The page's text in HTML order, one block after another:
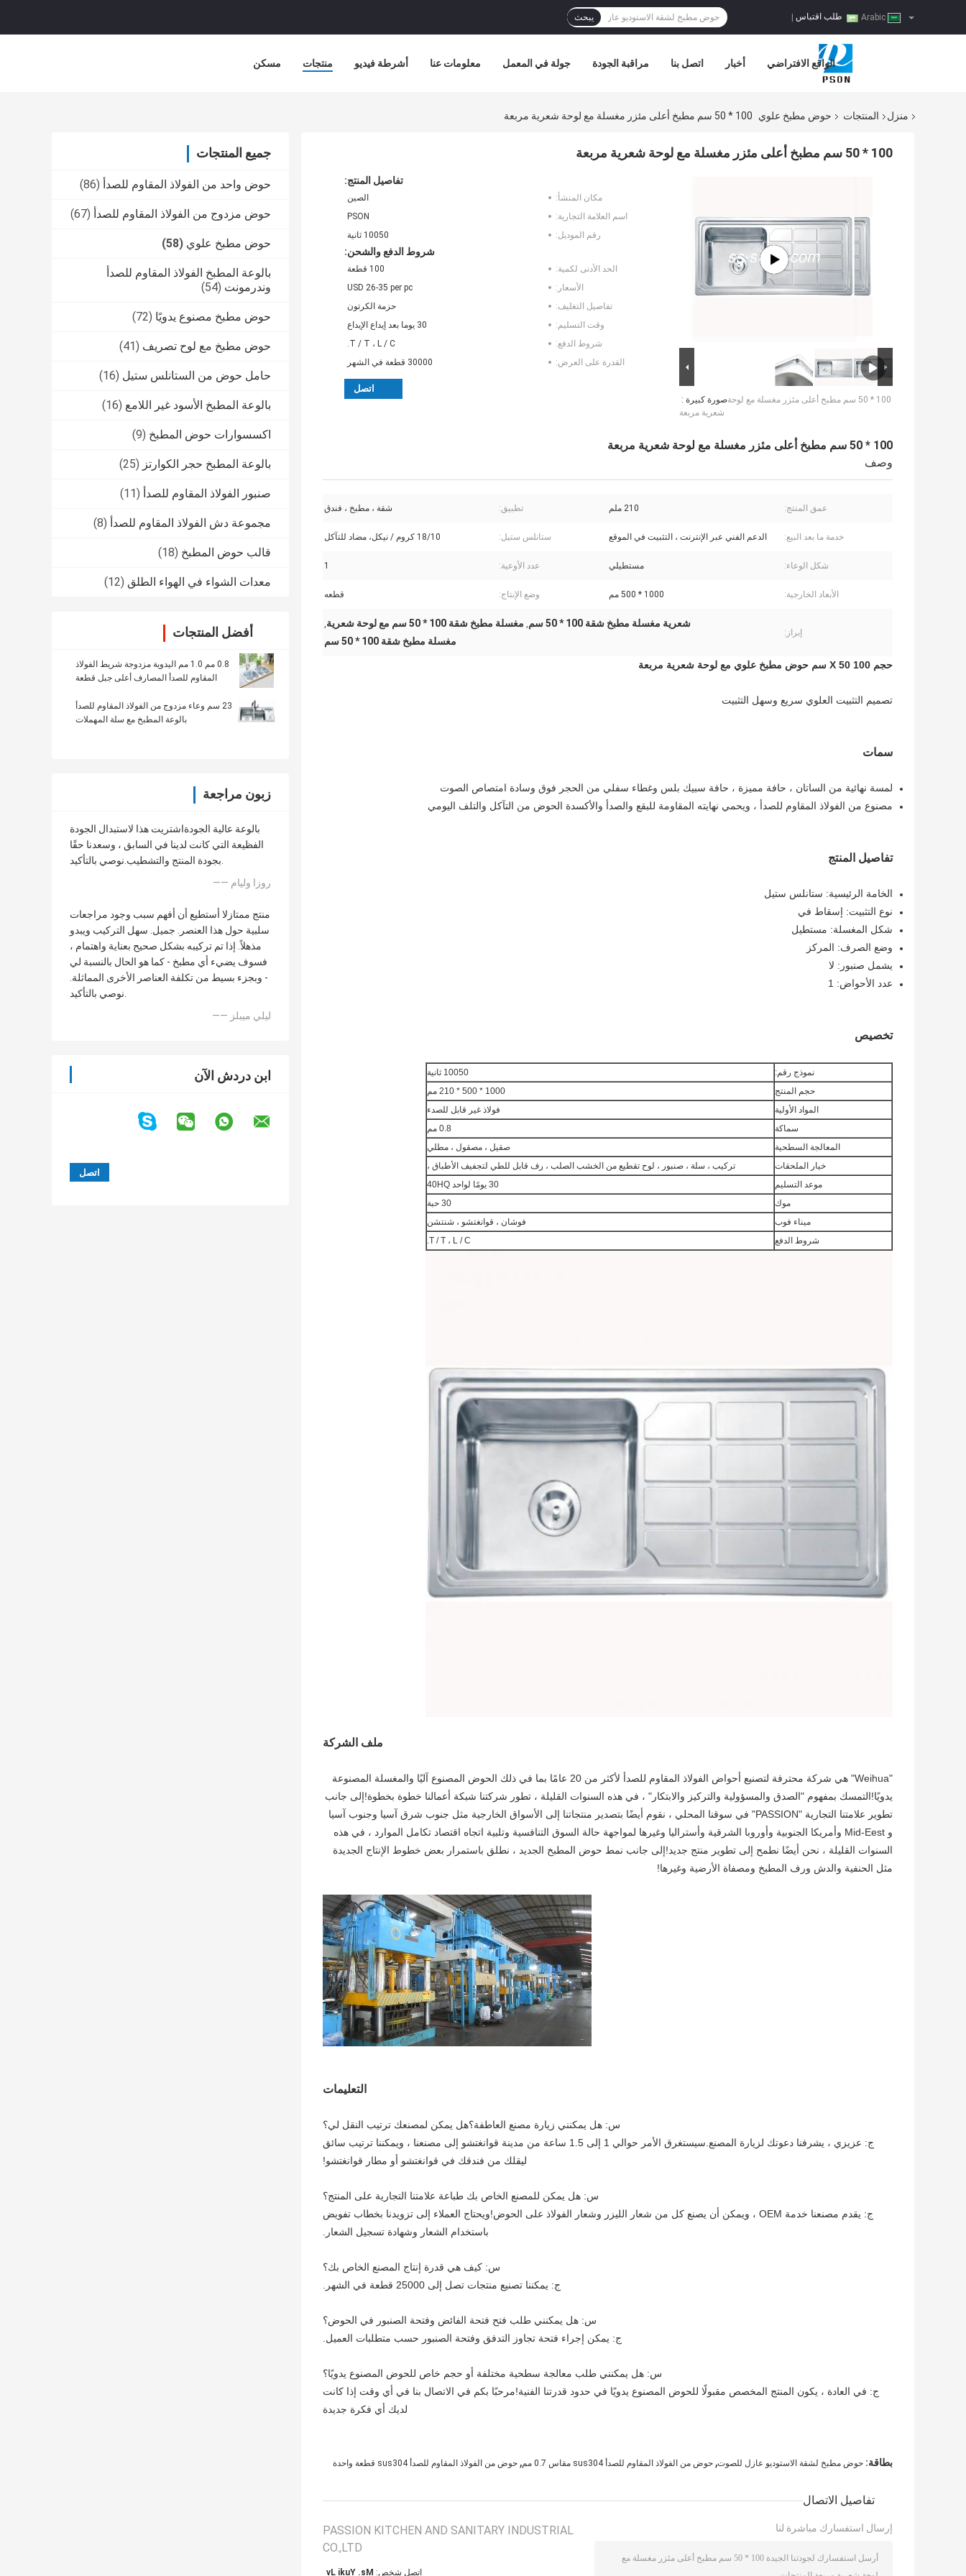
طلب اقتباس يبحث
مسكن منتجات أشرطة فيديو معلومات عنا جولة في المعمل مراقبة الجودة اتصل بنا أخبار الواقع الافتراضي
منزل المنتجات حوض مطبخ علوي 100 * 50 سم مطبخ أعلى مئزر مغسلة مع لوحة شعرية مربعة
جميع المنتجات
حوض واحد من الفولاذ المقاوم للصدأ (86)
حوض مزدوج من الفولاذ المقاوم للصدأ (67)
حوض مطبخ علوي (58)
بالوعة المطبخ الفولاذ المقاوم للصدأ
وندرمونت (54)
حوض مطبخ مصنوع يدويًا (72)
حوض مطبخ مع لوح تصريف (41)
حامل حوض من الستانلس ستيل (16)
بالوعة المطبخ الأسود غير اللامع (16)
اكسسوارات حوض المطبخ (9)
بالوعة المطبخ حجر الكوارتز (25)
صنبور الفولاذ المقاوم للصدأ (11)
مجموعة دش الفولاذ المقاوم للصدأ (8)
قالب حوض المطبخ (18)
معدات الشواء في الهواء الطلق (12)
أفضل المنتجات
0.8 مم 1.0 مم اليدوية مزدوجة شريط الفولاذ
المقاوم للصدأ المصارف أعلى جبل قطعة
23 سم وعاء مزدوج من الفولاذ المقاوم للصدأ
بالوعة المطبخ مع سلة المهملات
زبون مراجعة
بالوعة عالية الجودةاشتريت هذا لاستبدال الجودة
الفظيعة التي كانت لدينا في السابق ، وسعدنا حقًا
بجودة المنتج والتشطيب.نوصي بالتأكيد.
—— روزا وليام
منتج ممتازلا أستطيع أن أفهم سبب وجود مراجعات
سلبية حول هذا العنصر. جميل. سهل التركيب ويبدو
مذهلاً. إذا تم تركيبه بشكل صحيح بعناية واهتمام ،
فسوف يضيء أي مطبخ - كما هو الحال بالنسبة لي
- وبجزء بسيط من تكلفة العناصر الأخرى المماثلة.
نوصي بالتأكيد.
—— ليلي ميبلز
ابن دردش الآن
100 * 50 سم مطبخ أعلى مئزر مغسلة مع لوحة شعرية مربعة
صورة كبيرة :100 * 50 سم مطبخ أعلى مئزر مغسلة مع لوحة
شعرية مربعة
تفاصيل المنتج:
مكان المنشأ:
الصين
اسم العلامة التجارية:
PSON
رقم الموديل:
10050 ثانية
شروط الدفع والشحن:
الحد الأدنى لكمية:
100 قطعة
الأسعار:
USD 26-35 per pc
تفاصيل التغليف:
حزمة الكرتون
وقت التسليم:
30 يوما بعد إيداع الإيداع
شروط الدفع:
T / T ، L / C.
القدرة على العرض:
30000 قطعة في الشهر
اتصل
100 * 50 سم مطبخ أعلى مئزر مغسلة مع لوحة شعرية مربعة
وصف
عمق المنتج: 210 ملم تطبيق: شقة ، مطبخ ، فندق
خدمة ما بعد البيع: الدعم الفني عبر الإنترنت ، التثبيت في الموقع ستانلس ستيل: 18/10 كروم / نيكل، مضاد للتآكل
شكل الوعاء: مستطيلي عدد الأوعية: 1
الأبعاد الخارجية: 1000 * 500 مم وضع الإنتاج: قطعه
إبراز:
شعرية مغسلة مطبخ شقة 100 * 50 سم , مغسلة مطبخ شقة 100 * 50 سم مع لوحة شعرية ,
مغسلة مطبخ شقة 100 * 50 سم
حجم 100 X 50 سم حوض مطبخ علوي مع لوحة شعرية مربعة
تصميم التثبيت العلوي سريع وسهل التثبيت
سمات
لمسة نهائية من الساتان ، حافة مميزة ، حافة سبيك بلس وغطاء سفلي من الحجر فوق وسادة امتصاص الصوت
مصنوع من الفولاذ المقاوم للصدأ ، ويحمي نهايته المقاومة للبقع والصدأ والأكسدة الحوض من التآكل والتلف اليومي
تفاصيل المنتج
الخامة الرئيسية: ستانلس ستيل
نوع التثبيت: إسقاط في
شكل المغسلة: مستطيل
وضع الصرف: المركز
يشمل صنبور: لا
عدد الأحواض: 1
تخصيص
نموذج رقم:
10050 ثانية
حجم المنتج
1000 * 500 * 210 مم
المواد الأولية
فولاذ غير قابل للصدء
سماكة
0.8 مم
المعالجة السطحية
صقيل ، مصقول ، مطلي
خيار الملحقات
تركيب ، سلة ، صنبور ، لوح تقطيع من الخشب الصلب ، رف قابل للطي لتجفيف الأطباق ،
موعد التسليم
30 يومًا لواحد 40HQ
موك
30 حبة
ميناء فوب
فوشان ، قوانغتشو ، شنتشن
شروط الدفع
T / T ، L / C.
ملف الشركة
"Weihua" هي شركة محترفة لتصنيع أحواض الفولاذ المقاوم للصدأ لأكثر من 20 عامًا بما في ذلك الحوض المصنوع آليًا والمغسلة المصنوعة
يدويًا!التمسك بمفهوم "الصدق والمسؤولية والتركيز والابتكار" ، في هذه السنوات القليلة ، تطور شركتنا شبكة أعمالنا خطوة بخطوة!إلى جانب
تطوير علامتنا التجارية "PASSION" في سوقنا المحلي ، نقوم أيضًا بتصدير منتجاتنا إلى الأسواق الخارجية مثل جنوب شرق آسيا وجنوب آسيا
و Mid-Eest وأمريكا الجنوبية وأوروبا الشرقية وأستراليا وغيرها لمواجهة حالة السوق التنافسية وتلبية اتجاه اقتصاد تكامل الموارد ، في هذه
السنوات القليلة ، نحن أيضًا نطمح إلى تطوير منتج جديد!إلى جانب نمط حوض المطبخ الجديد ، نطلق باستمرار بعض خطوط الإنتاج الجديدة
مثل الحنفية والدش ورف المطبخ ومصفاة الأرضية وغيرها!
التعليمات
س: هل يمكنني زيارة مصنع العاطفة؟هل يمكن لمصنعك ترتيب النقل لي؟
ج: عزيزي ، يشرفنا دعوتك لزيارة المصنع.سيستغرق الأمر حوالي 1 إلى 1.5 ساعة من مدينة قوانغتشو إلى مصنعنا ، ويمكننا ترتيب سائق
ليقلك من فندقك في قوانغتشو أو مطار قوانغتشو!
س: هل يمكن للمصنع الخاص بك طباعة علامتنا التجارية على المنتج؟
ج: يقدم مصنعنا خدمة OEM ، ويمكن أن يصنع كل من شعار الليزر وشعار الفولاذ على الحوض!ويحتاج العملاء إلى تزويدنا بخطاب تفويض
باستخدام الشعار وشهادة تسجيل الشعار.
س: كيف هي قدرة إنتاج المصنع الخاص بك؟
ج: يمكننا تصنيع منتجات تصل إلى 25000 قطعة في الشهر.
س: هل يمكنني طلب فتح فتحة الفائض وفتحة الصنبور في الحوض؟
ج: يمكن إجراء فتحة تجاوز التدفق وفتحة الصنبور حسب متطلبات العميل.
س: هل يمكنني طلب معالجة سطحية مختلفة أو حجم خاص للحوض المصنوع يدويًا؟
ج: في العادة ، يكون المنتج المخصص مقبولًا للحوض المصنوع يدويًا في حدود قدرتنا الفنية!مرحبًا بكم في الاتصال بنا في أي وقت إذا كانت
لديك أي فكرة جديدة
بطاقة: حوض مطبخ لشقة الاستوديو عازل للصوت, حوض من الفولاذ المقاوم للصدأ sus304 مقاس 0.7 مم , حوض من الفولاذ المقاوم للصدأ sus304 قطعة واحدة
تفاصيل الاتصال
PASSION KITCHEN AND SANITARY INDUSTRIAL
CO.,LTD
اتصل شخص: Ms. Yuki Lv
إرسال استفسارك مباشرة لنا